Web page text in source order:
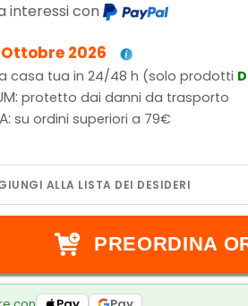
interessi con
2026
casa tua in 24/48 h (solo prodotti
protetto dai danni da trasporto
su ordini superiori a 79€
Commander Deck ENG
PREORDINA